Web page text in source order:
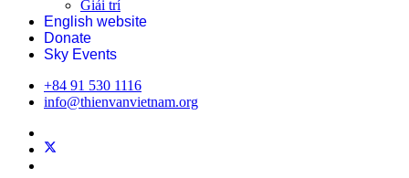
Giải trí
English website
Donate
Sky Events
+84 91 530 1116
info@thienvanvietnam.org